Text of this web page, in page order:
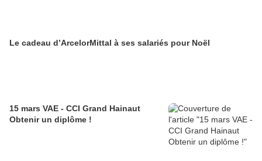
Le cadeau d’ArcelorMittal à ses salariés pour Noël
15 mars VAE - CCI Grand Hainaut
Obtenir un diplôme !